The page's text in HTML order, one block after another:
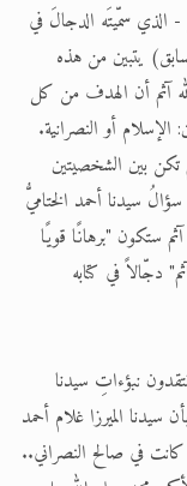
- الذي سمّيتَه الدجالَ في
يتبين من هذه
آثم أن الهدف من كل
الإسلام أو النصرانية.
تكن بين الشخصيتين
سؤالُ سيدنا أحمد الختاميُّ
ستكون "برهانًا قويًا
دجّالاً في كتابه
نبؤءاتِ سيدنا
سيدنا الميرزا غلام أحمد
كانت في صالح النصراني..